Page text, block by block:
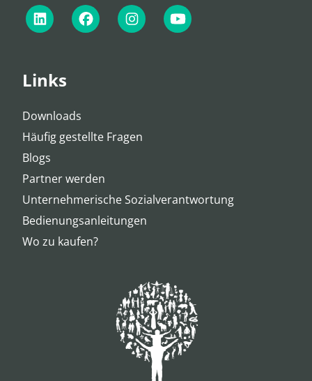
Links
Downloads
Häufig gestellte Fragen
Blogs
Partner werden
Unternehmerische Sozialverantwortung
Bedienungsanleitungen
Wo zu kaufen?